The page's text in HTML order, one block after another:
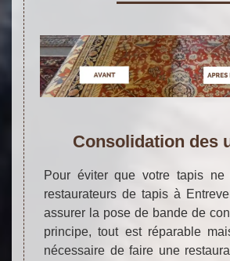
Consolidation des
Pour éviter que votre tapis ne
restaurateurs de tapis à
assurer la pose de bande de
principe, tout est réparable
nécessaire de faire une